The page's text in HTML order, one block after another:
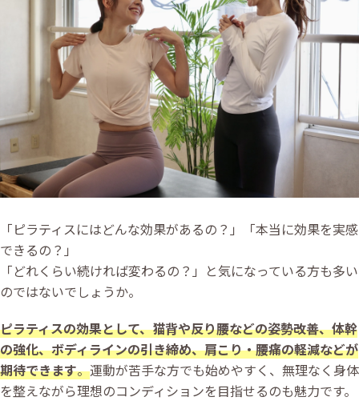
「ピラティスにはどんな効果があるの？」「本当に効果を実感
できるの？」
「どれくらい続ければ変わるの？」と気になっている方も多い
のではないでしょうか。
ピラティスの効果として、猫背や反り腰などの姿勢改善、体幹
の強化、ボディラインの引き締め、肩こり・腰痛の軽減などが
期待できます。運動が苦手な方でも始めやすく、無理なく身体
を整えながら理想のコンディションを目指せるのも魅力です。